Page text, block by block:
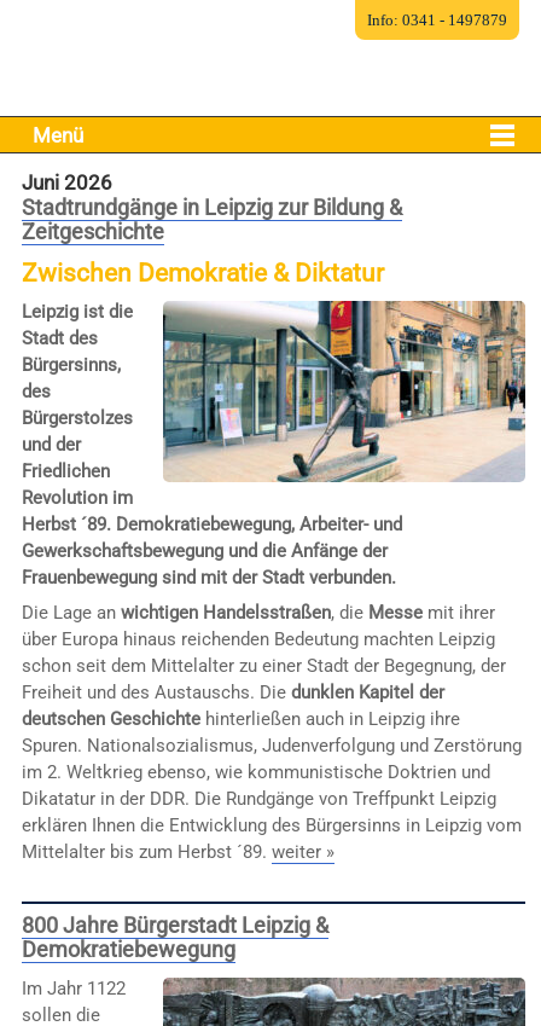
Menü
Juni 2026
Stadtrundgänge in Leipzig zur Bildung &
Zeitgeschichte
Zwischen Demokratie & Diktatur
Leipzig ist die
Stadt des
Bürgersinns,
des
Bürgerstolzes
und der
Friedlichen
Revolution im
Herbst ´89. Demokratiebewegung, Arbeiter- und
Gewerkschaftsbewegung und die Anfänge der
Frauenbewegung sind mit der Stadt verbunden.
Die Lage an wichtigen Handelsstraßen, die Messemit ihrer
über Europa hinaus reichenden Bedeutung machten Leipzig
schon seit dem Mittelalter zu einer Stadt der Begegnung, der
Freiheit und des Austauschs. Die dunklen Kapitel der
deutschen Geschichtehinterließen auch in Leipzig ihre
Spuren. Nationalsozialismus, Judenverfolgung und Zerstörung
im 2. Weltkrieg ebenso, wie kommunistische Doktrien und
Dikatatur in der DDR. Die Rundgänge von Treffpunkt Leipzig
erklären Ihnen die Entwicklung des Bürgersinns in Leipzig vom
Mittelalter bis zum Herbst ´89. weiter »
800 Jahre Bürgerstadt Leipzig &
Demokratiebewegung
Im Jahr 1122
sollen die
Info: 0341 - 1497879